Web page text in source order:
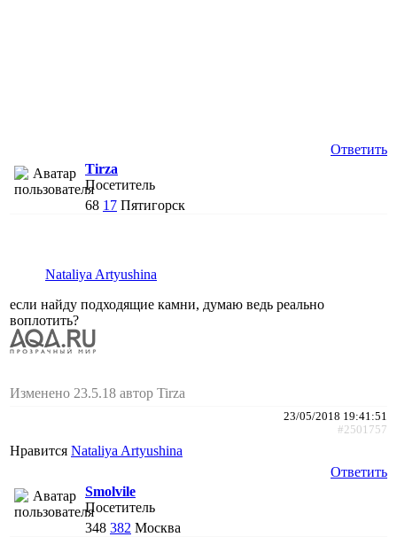
Ответить
Tirza
Посетитель
68 17 Пятигорск
Nataliya Artyushina
если найду подходящие камни, думаю ведь реально
воплотить?
Изменено 23.5.18 автор Tirza
23/05/2018 19:41:51
#2501757
Нравится Nataliya Artyushina
Ответить
Smolvile
Посетитель
348 382 Москва